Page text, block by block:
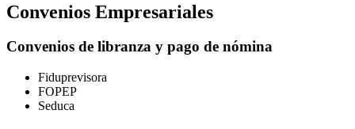
Convenios Empresariales
Convenios de libranza y pago de nómina
Fiduprevisora
FOPEP
Seduca